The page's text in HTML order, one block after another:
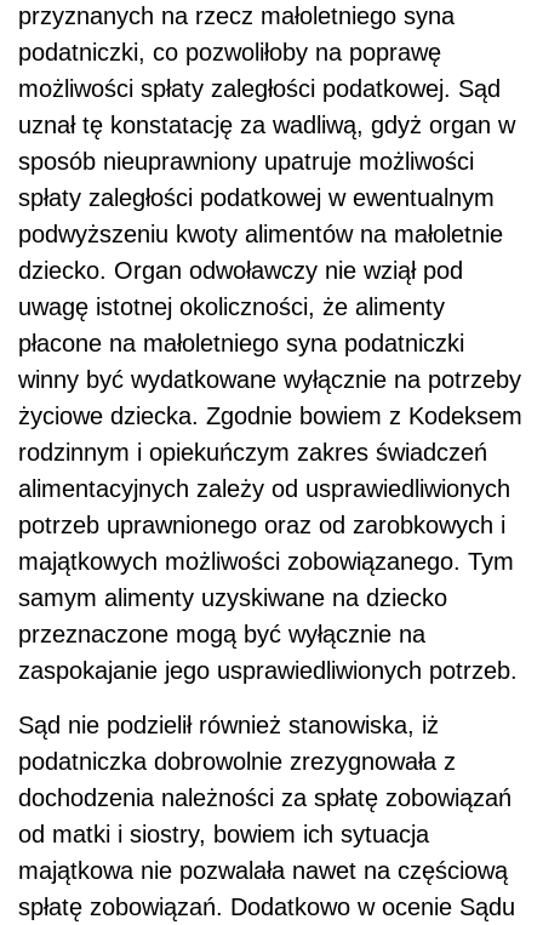
przyznanych na rzecz małoletniego syna
podatniczki, co pozwoliłoby na poprawę
możliwości spłaty zaległości podatkowej. Sąd
uznał tę konstatację za wadliwą, gdyż organ w
sposób nieuprawniony upatruje możliwości
spłaty zaległości podatkowej w ewentualnym
podwyższeniu kwoty alimentów na małoletnie
dziecko. Organ odwoławczy nie wziął pod
uwagę istotnej okoliczności, że alimenty
płacone na małoletniego syna podatniczki
winny być wydatkowane wyłącznie na potrzeby
życiowe dziecka. Zgodnie bowiem z Kodeksem
rodzinnym i opiekuńczym zakres świadczeń
alimentacyjnych zależy od usprawiedliwionych
potrzeb uprawnionego oraz od zarobkowych i
majątkowych możliwości zobowiązanego. Tym
samym alimenty uzyskiwane na dziecko
przeznaczone mogą być wyłącznie na
zaspokajanie jego usprawiedliwionych potrzeb.
Sąd nie podzielił również stanowiska, iż
podatniczka dobrowolnie zrezygnowała z
dochodzenia należności za spłatę zobowiązań
od matki i siostry, bowiem ich sytuacja
majątkowa nie pozwalała nawet na częściową
spłatę zobowiązań. Dodatkowo w ocenie Sądu